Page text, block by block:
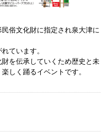
俗文化財に指定され泉大津に
ています。
を伝承していくため歴史と未
しく踊るイベントです。